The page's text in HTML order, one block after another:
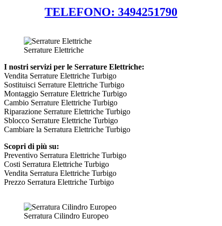
TELEFONO: 3494251790
Serrature Elettriche
I nostri servizi per le Serrature Elettriche:
Vendita Serrature Elettriche Turbigo
Sostituisci Serrature Elettriche Turbigo
Montaggio Serrature Elettriche Turbigo
Cambio Serrature Elettriche Turbigo
Riparazione Serrature Elettriche Turbigo
Sblocco Serrature Elettriche Turbigo
Cambiare la Serratura Elettriche Turbigo
Scopri di più su:
Preventivo Serratura Elettriche Turbigo
Costi Serratura Elettriche Turbigo
Vendita Serratura Elettriche Turbigo
Prezzo Serratura Elettriche Turbigo
Serratura Cilindro Europeo